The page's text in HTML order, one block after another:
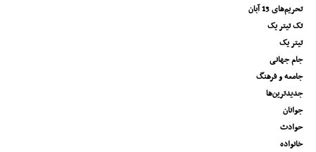
تحریم‌های 13 آبان
تک تیتر یک
تیتر یک
جام جهانی
جامعه و فرهنگ
جدیدترین‌ها
جوانان
حوادث
خانواده